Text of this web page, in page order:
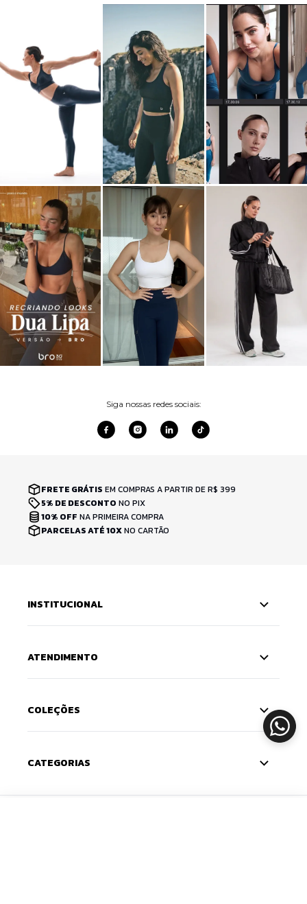
Siga nossas redes sociais:
FRETE GRÁTIS EM COMPRAS A PARTIR DE R$ 399
5% DE DESCONTO NO PIX
10% OFF NA PRIMEIRA COMPRA
PARCELAS ATÉ 10XNO CARTÃO
INSTITUCIONAL
ATENDIMENTO
COLEÇÕES
CATEGORIAS